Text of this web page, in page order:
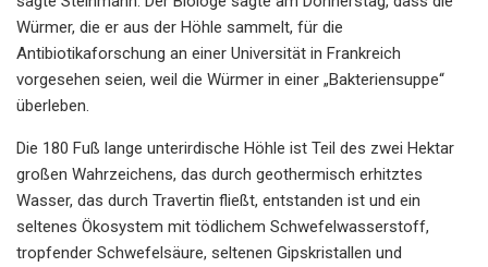
Würmer, die er aus der Höhle sammelt, für die
Antibiotikaforschung an einer Universität in Frankreich
vorgesehen seien, weil die Würmer in einer „Bakteriensuppe“
überleben.
Die 180 Fuß lange unterirdische Höhle ist Teil des zwei Hektar
großen Wahrzeichens, das durch geothermisch erhitztes
Wasser, das durch Travertin fließt, entstanden ist und ein
seltenes Ökosystem mit tödlichem Schwefelwasserstoff,
tropfender Schwefelsäure, seltenen Gipskristallen und